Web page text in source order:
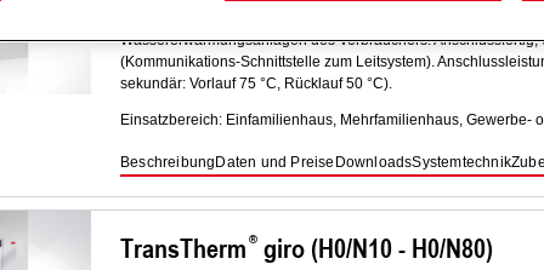
Indirekte Kompaktstation zur Regelung, Überwachung und
Wassererwärmungsanlagen des Verbrauchers.
(Kommunikations-Schnittstelle zum Leitsystem).
sekundär: Vorlauf 75 °C, Rücklauf 50 °C).
Einsatzbereich: Einfamilienhaus, Mehrfamilienhaus, Gewerbe-
Beschreibung Daten und Preise DownloadsSystemtechnik
TransTherm giro (H0/N10 - H0/N80)